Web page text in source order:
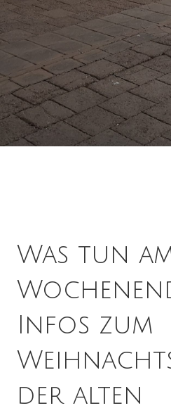
Was tun
Infos zum
der alten